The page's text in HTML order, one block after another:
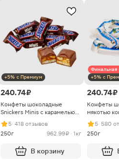
+5% с Премиум
240.74 ₽
Конфеты шоколадные
Snickers Minis с карамелью
арахисом и нугой
5· 418 отзывов
250г
962.99 ₽ · 1кг
В корзину
Финальная
+5% с
240.74 ₽
Конфеты
мякотью
5· 580
250г